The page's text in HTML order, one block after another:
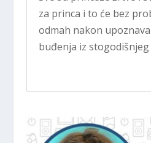
za princa i to će bez
odmah nakon
buđenja iz stogodišnjeg